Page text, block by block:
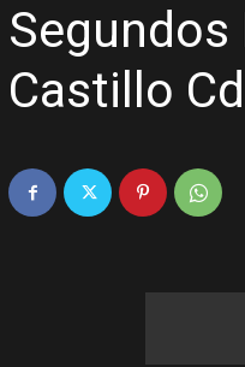
Castillo